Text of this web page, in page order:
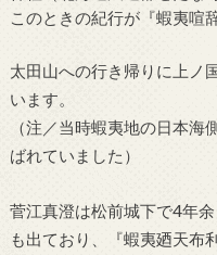
このときの紀行が『蝦夷喧
太田山への行き帰りに上ノ
います。
（注／当時蝦夷地の日本
ばれていました）
菅江真澄は松前城下で4年
も出ており、『蝦夷廼天布